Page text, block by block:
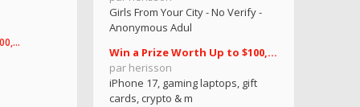
Girls From Your City - No Verify -
Anonymous Adul
Win a Prize Worth Up to $100,000.77!
par herisson
iPhone 17, gaming laptops, gift
cards, crypto & m